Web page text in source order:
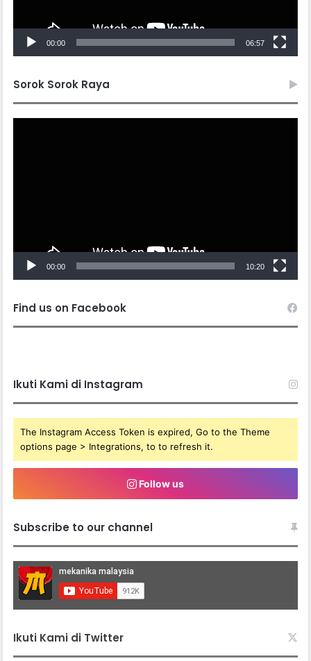
00:00 06:57
Sorok Sorok Raya
00:00 10:20
Find us on Facebook
Ikuti Kami di Instagram
The Instagram Access Token is expired, Go to the Theme
options page > Integrations, to to refresh it.
Follow us
Subscribe to our channel
Ikuti Kami di Twitter